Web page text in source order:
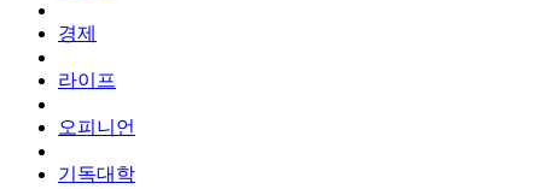
경제
라이프
오피니언
기독대학